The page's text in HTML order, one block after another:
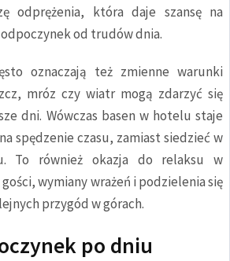
odprężenia, która daje szansę na
od trudów dnia.
oznaczają też zmienne warunki
mróz czy wiatr mogą zdarzyć się
dni. Wówczas basen w hotelu staje
spędzenie czasu, zamiast siedzieć w
To również okazja do relaksu w
wymiany wrażeń i podzielenia się
przygód w górach.
po dniu